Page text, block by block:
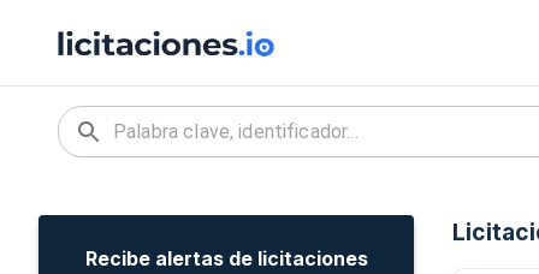
Recibe alertas de licitaciones